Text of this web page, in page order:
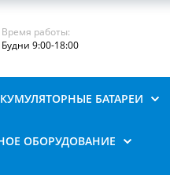
Время работы:
Будни 9:00-18:00
БАТАРЕИ
ОБОРУДОВАНИЕ